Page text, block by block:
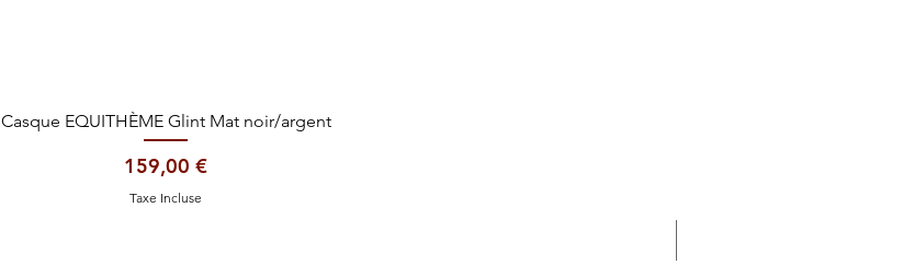
Aperçu rapide
Casque EQUITHÈME Glint Mat noir/argent
Prix
159,00 €
Taxe Incluse